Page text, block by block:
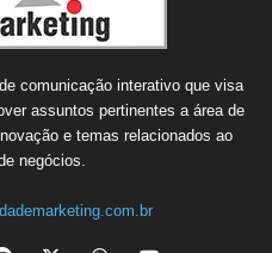
comunicação interativo que visa
assuntos pertinentes a área de
e temas relacionados ao
negócios.